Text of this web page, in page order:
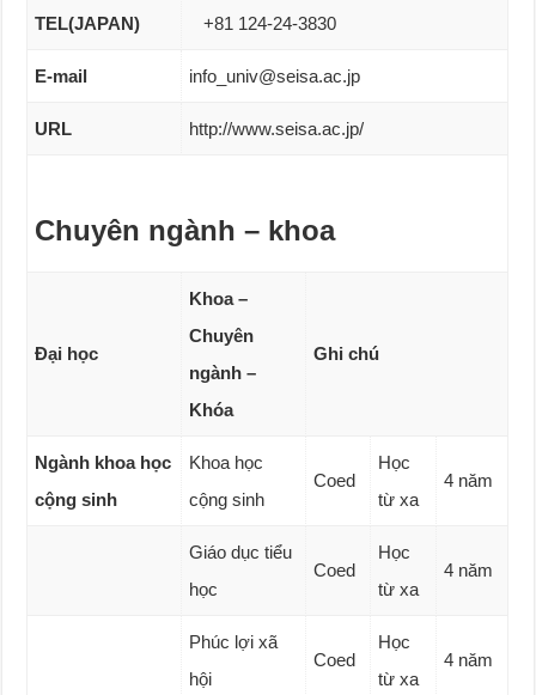
TEL(JAPAN) +81 124-24-3830
E-mail info_univ@seisa.ac.jp
URL http://www.seisa.ac.jp/
Chuyên ngành – khoa
Đại học
Khoa –
Chuyên
ngành –
Khóa
Ghi chú
Ngành khoa học
cộng sinh
Khoa học
cộng sinh
Coed
Học
từ xa
4 năm
Giáo dục tiểu
học
Coed
Học
từ xa
4 năm
Phúc lợi xã
hội
Coed
Học
từ xa
4 năm